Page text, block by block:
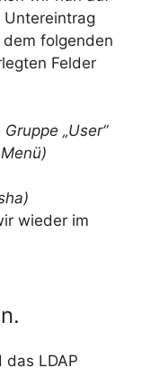
dem folgenden
Felder
„User“
wieder im
LDAP